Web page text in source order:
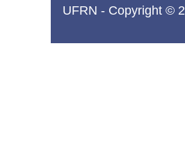
UFRN - Copyright ©